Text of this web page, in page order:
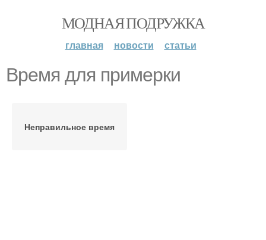
МОДНАЯ ПОДРУЖКА
главная новости статьи
Время для примерки
Неправильное время